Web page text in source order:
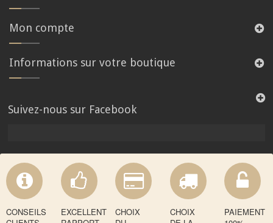
Mon compte
Informations sur votre boutique
Suivez-nous sur Facebook
CONSEILS
EXCELLENT
CHOIX
CHOIX
PAIEMENT